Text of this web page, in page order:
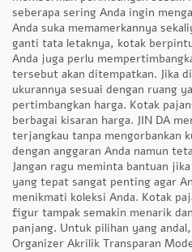
seberapa sering Anda ingin
Anda suka memamerkannya
ganti tata letaknya, kotak
Anda juga perlu
tersebut akan ditempatkan. Jika
ukurannya sesuai dengan ruang
pertimbangkan harga. Kotak
berbagai kisaran harga. JIN DA
terjangkau tanpa mengorbankan
dengan anggaran Anda namun
Jangan ragu meminta bantuan
yang tepat sangat penting agar
menikmati koleksi Anda. Kotak
figur tampak semakin menarik
panjang. Untuk pilihan yang
Organizer Akrilik Transparan